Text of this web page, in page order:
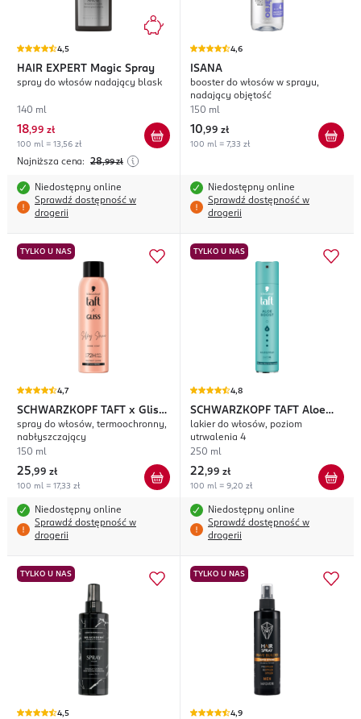
4,5
HAIR EXPERT Magic Spray
spray do włosów nadający blask
140 ml
18,99 zł
100 ml = 13,56 zł
Najniższa cena: 28,99 zł
Niedostępny online
Sprawdź dostępność w
drogerii
4,6
ISANA
booster do włosów w sprayu,
nadający objętość
150 ml
10,99 zł
100 ml = 7,33 zł
Niedostępny online
Sprawdź dostępność w
drogerii
TYLKO U NAS
4,7
SCHWARZKOPF TAFT x Gliss
Silky Shine
spray do włosów, termoochronny,
nabłyszczający
150 ml
25,99 zł
100 ml = 17,33 zł
Niedostępny online
Sprawdź dostępność w
drogerii
TYLKO U NAS
4,8
SCHWARZKOPF TAFT Aloe
Boost
lakier do włosów, poziom
utrwalenia 4
250 ml
22,99 zł
100 ml = 9,20 zł
Niedostępny online
Sprawdź dostępność w
drogerii
TYLKO U NAS
4,5
TYLKO U NAS
4,9